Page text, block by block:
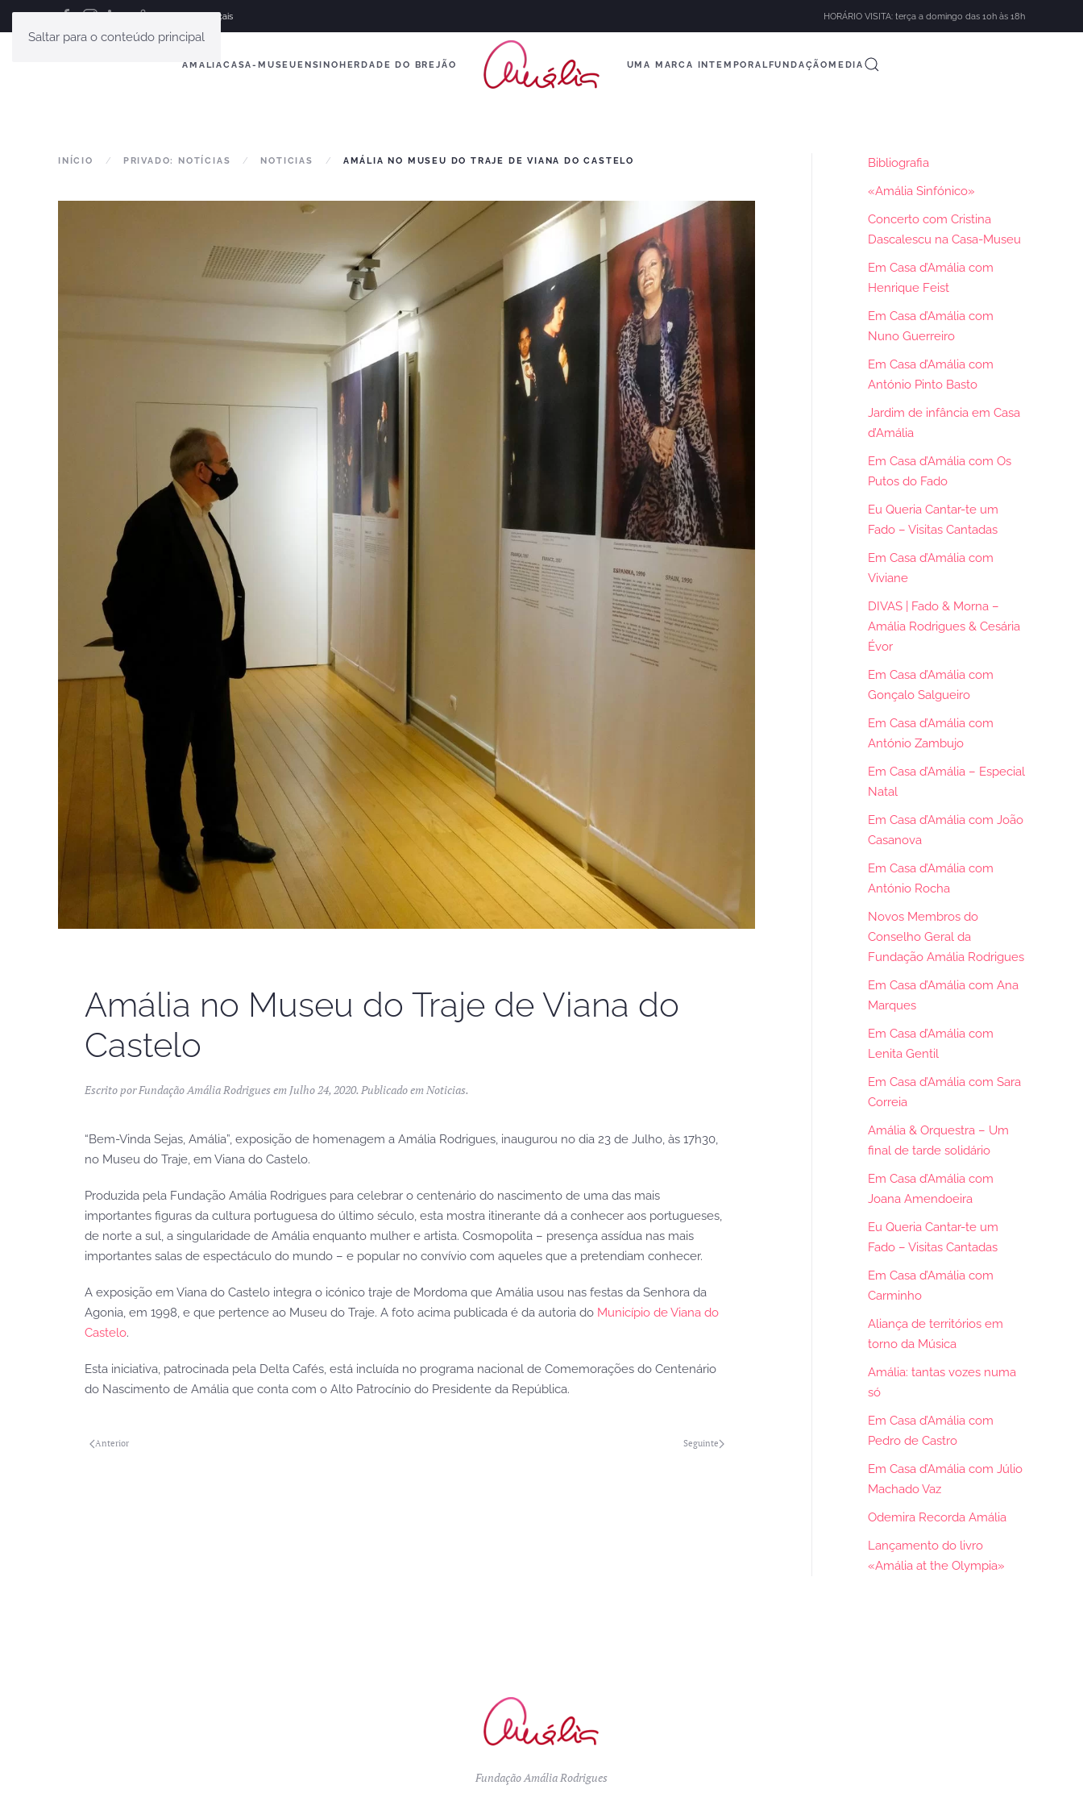
Saltar para o conteúdo principal
Français HORÁRIO VISITA: terça a domingo das 10h às 18h
AMÁLIACASA-MUSEUENSINOHERDADE DO BREJÃO UMA MARCA INTEMPORALFUNDAÇÃOMEDIA
INÍCIO PRIVADO: NOTÍCIAS NOTICIAS AMÁLIA NO MUSEU DO TRAJE DE VIANA DO CASTELO
Amália no Museu do Traje de Viana do
Castelo
Escrito porFundação Amália Rodriguesem Julho 24, 2020. Publicado em Noticias.
“Bem-Vinda Sejas, Amália”, exposição de homenagem a Amália Rodrigues, inaugurou no dia 23 de Julho, às 17h30,
no Museu do Traje, em Viana do Castelo.
Produzida pela Fundação Amália Rodrigues para celebrar o centenário do nascimento de uma das mais
importantes figuras da cultura portuguesa do último século, esta mostra itinerante dá a conhecer aos portugueses,
de norte a sul, a singularidade de Amália enquanto mulher e artista. Cosmopolita – presença assídua nas mais
importantes salas de espectáculo do mundo – e popular no convívio com aqueles que a pretendiam conhecer.
A exposição em Viana do Castelo integra o icónico traje de Mordoma que Amália usou nas festas da Senhora da
Agonia, em 1998, e que pertence ao Museu do Traje. A foto acima publicada é da autoria do Município de Viana do
Castelo.
Esta iniciativa, patrocinada pela Delta Cafés, está incluída no programa nacional de Comemorações do Centenário
do Nascimento de Amália que conta com o Alto Patrocínio do Presidente da República.
Anterior Seguinte
Bibliografia
«Amália Sinfónico»
Concerto com Cristina
Dascalescu na Casa-Museu
Em Casa d’Amália com
Henrique Feist
Em Casa d’Amália com
Nuno Guerreiro
Em Casa d’Amália com
António Pinto Basto
Jardim de infância em Casa
d’Amália
Em Casa d’Amália com Os
Putos do Fado
Eu Queria Cantar-te um
Fado – Visitas Cantadas
Em Casa d’Amália com
Viviane
DIVAS | Fado & Morna –
Amália Rodrigues & Cesária
Évor
Em Casa d’Amália com
Gonçalo Salgueiro
Em Casa d’Amália com
António Zambujo
Em Casa d’Amália – Especial
Natal
Em Casa d’Amália com João
Casanova
Em Casa d’Amália com
António Rocha
Novos Membros do
Conselho Geral da
Fundação Amália Rodrigues
Em Casa d’Amália com Ana
Marques
Em Casa d’Amália com
Lenita Gentil
Em Casa d’Amália com Sara
Correia
Amália & Orquestra – Um
final de tarde solidário
Em Casa d’Amália com
Joana Amendoeira
Eu Queria Cantar-te um
Fado – Visitas Cantadas
Em Casa d’Amália com
Carminho
Aliança de territórios em
torno da Música
Amália: tantas vozes numa
só
Em Casa d’Amália com
Pedro de Castro
Em Casa d’Amália com Júlio
Machado Vaz
Odemira Recorda Amália
Lançamento do livro
«Amália at the Olympia»
Fundação Amália Rodrigues